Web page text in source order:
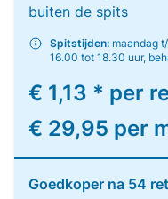
buiten de spits
Spitstijden: maandag
16.00 tot 18.30 uur,
€ 1,13 * per
€ 29,95 per
Goedkoper na 54